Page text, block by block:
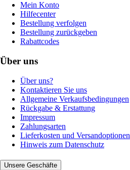
Mein Konto
Hilfecenter
Bestellung verfolgen
Bestellung zurückgeben
Rabattcodes
Über uns
Über uns?
Kontaktieren Sie uns
Allgemeine Verkaufsbedingungen
Rückgabe & Erstattung
Impressum
Zahlungsarten
Lieferkosten und Versandoptionen
Hinweis zum Datenschutz
Unsere Geschäfte